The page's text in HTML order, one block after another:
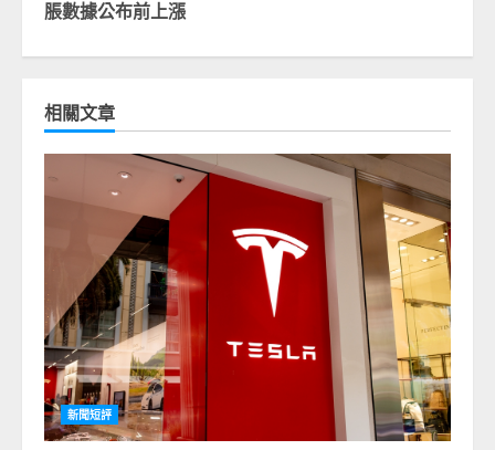
脹數據公布前上漲
相關文章
新聞短評